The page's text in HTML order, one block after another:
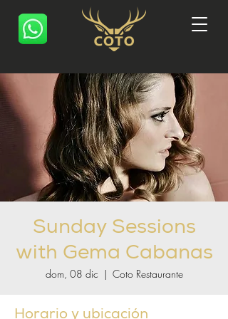
Sunday Sessions
with Gema Cabanas
dom, 08 dic
  |
Coto Restaurante
Horario y ubicación